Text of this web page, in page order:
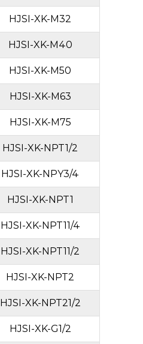
HJSI-XK-M32
HJSI-XK-M40
HJSI-XK-M50
HJSI-XK-M63
HJSI-XK-M75
HJSI-XK-NPT1/2
HJSI-XK-NPY3/4
HJSI-XK-NPT1
HJSI-XK-NPT11/4
HJSI-XK-NPT11/2
HJSI-XK-NPT2
HJSI-XK-NPT21/2
HJSI-XK-G1/2